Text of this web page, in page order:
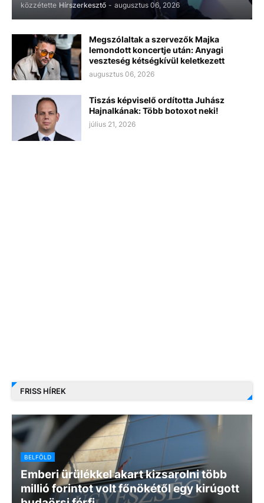
közzétette Hírszerkesztő - augusztus 06, 2026
Megszólaltak a szervezők Majka
lemondott koncertje után: Anyagi
veszteség kétségkívül keletkezett
augusztus 06, 2026
Tiszás képviselő ordította Juhász
Hajnalkának: Több botoxot neki!
július 21, 2026
FRISS HÍREK
BELFÖLD
Emberi ürülékkel akart kizsarolni több
millió forintot volt főnökétől egy kirúgott